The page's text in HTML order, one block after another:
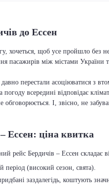
до Ессен
хочеться, щоб усе пройшло без
пасажирів між містами
перестали асоціюватися з
погоду всередині відповідає
обговорюється. І, звісно, не
Ессен: ціна квитка
рейс Бердичів – Ессен
(високий сезон, свята).
заздалегідь, коштують